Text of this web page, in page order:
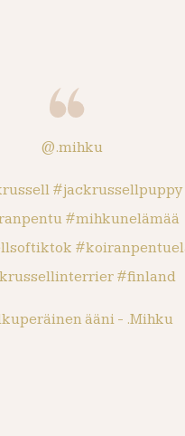
@.mihku
#jackrussellpuppy
#mihkunelämää
#finland
ääni - .Mihku